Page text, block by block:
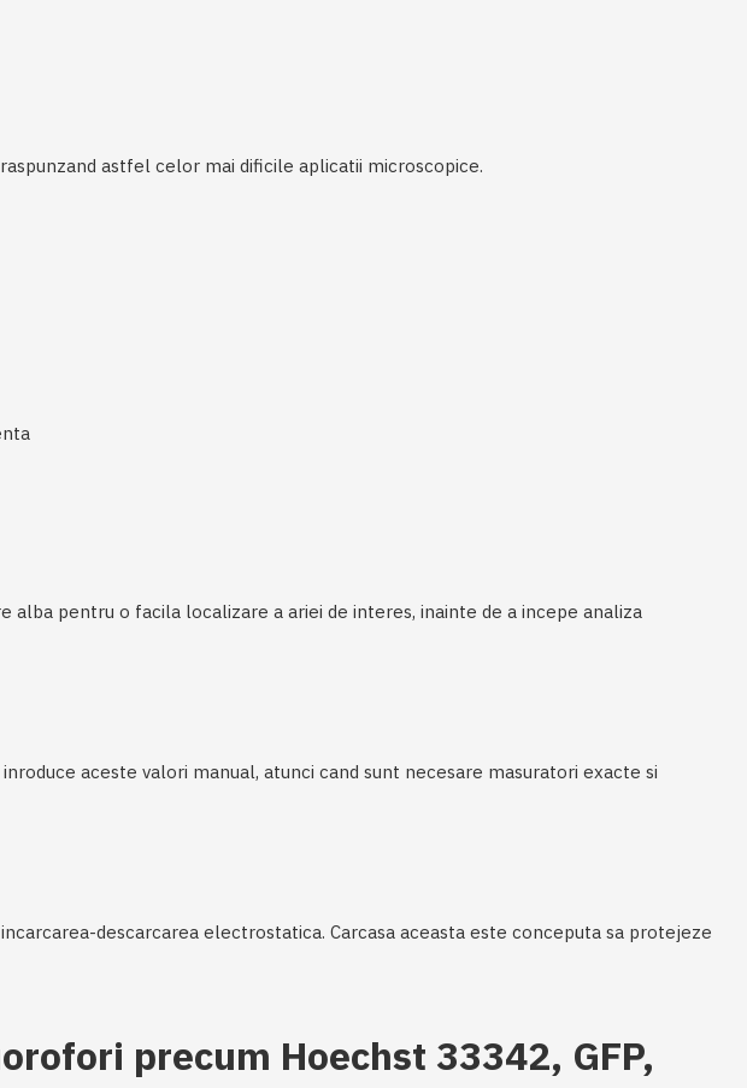
astfel celor mai dificile aplicatii microscopice.
alba pentru o facila localizare a ariei de interes, inainte de a incepe analiza
aceste valori manual, atunci cand sunt necesare masuratori exacte si
descarcarea electrostatica. Carcasa aceasta este conceputa sa protejeze
precum Hoechst 33342, GFP,